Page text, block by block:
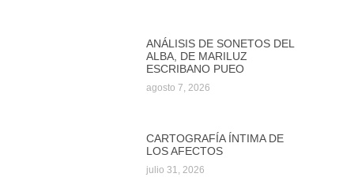
ANÁLISIS DE SONETOS DEL
ALBA, DE MARILUZ
ESCRIBANO PUEO
agosto 7, 2026
CARTOGRAFÍA ÍNTIMA DE
LOS AFECTOS
julio 31, 2026